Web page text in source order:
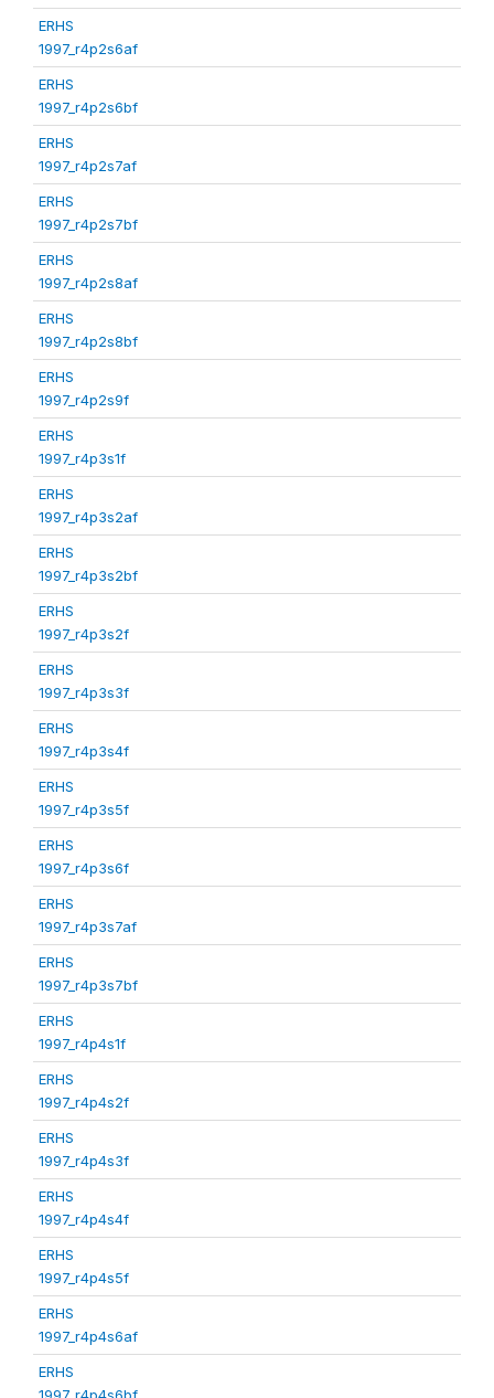
ERHS
1997_r4p2s6af
ERHS
1997_r4p2s6bf
ERHS
1997_r4p2s7af
ERHS
1997_r4p2s7bf
ERHS
1997_r4p2s8af
ERHS
1997_r4p2s8bf
ERHS
1997_r4p2s9f
ERHS
1997_r4p3s1f
ERHS
1997_r4p3s2af
ERHS
1997_r4p3s2bf
ERHS
1997_r4p3s2f
ERHS
1997_r4p3s3f
ERHS
1997_r4p3s4f
ERHS
1997_r4p3s5f
ERHS
1997_r4p3s6f
ERHS
1997_r4p3s7af
ERHS
1997_r4p3s7bf
ERHS
1997_r4p4s1f
ERHS
1997_r4p4s2f
ERHS
1997_r4p4s3f
ERHS
1997_r4p4s4f
ERHS
1997_r4p4s5f
ERHS
1997_r4p4s6af
ERHS
1997_r4p4s6bf